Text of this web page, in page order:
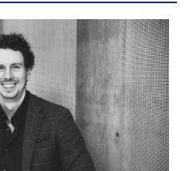
Copier le lien